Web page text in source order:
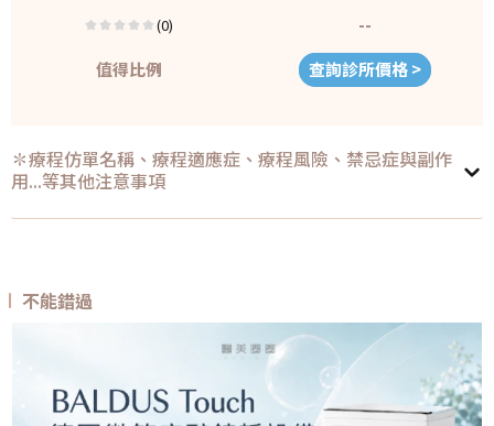
(0)
值得比例
--
查詢診所價格 >
✽療程仿單名稱、療程適應症、療程風險、禁忌症與副作
用...等其他注意事項
不能錯過